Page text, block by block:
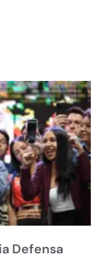
Defensa